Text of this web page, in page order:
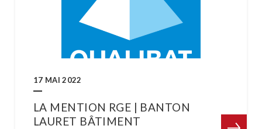
17 MAI 2022
LA MENTION RGE | BANTON
LAURET BÂTIMENT